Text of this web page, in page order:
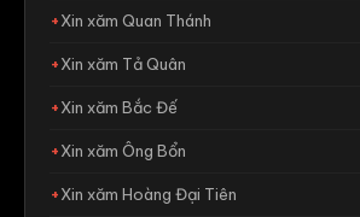
Xin xăm Quan Thánh
Xin xăm Tả Quân
Xin xăm Bắc Đế
Xin xăm Ông Bổn
Xin xăm Hoàng Đại Tiên